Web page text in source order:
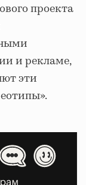
проекта
и рекламе,
эти